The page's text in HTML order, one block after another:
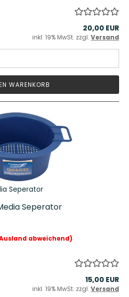
20,00 EUR
inkl. 19% MwSt. zzgl. Versand
WARENKORB
Seperator
Seperator
abweichend)
15,00 EUR
inkl. 19% MwSt. zzgl. Versand